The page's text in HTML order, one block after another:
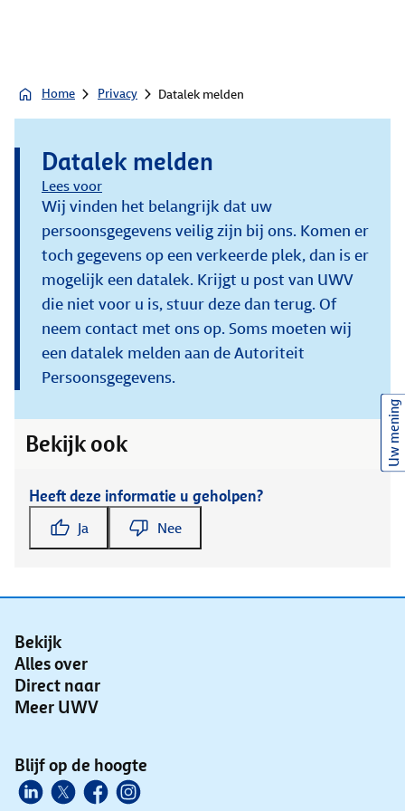
Home Privacy Datalek melden
Datalek melden
Lees voor
Wij vinden het belangrijk dat uw
persoonsgegevens veilig zijn bij ons. Komen er
toch gegevens op een verkeerde plek, dan is er
mogelijk een datalek. Krijgt u post van UWV
die niet voor u is, stuur deze dan terug. Of
neem contact met ons op. Soms moeten wij
een datalek melden aan de Autoriteit
Persoonsgegevens.
Bekijk ook
Heeft deze informatie u geholpen?
Ja Nee
Bekijk
Alles over
Direct naar
Meer UWV
Blijf op de hoogte
Uw mening